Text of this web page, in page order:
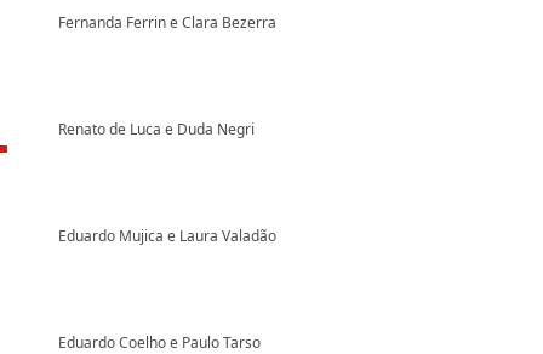
Fernanda Ferrin e Clara Bezerra
Renato de Luca e Duda Negri
Eduardo Mujica e Laura Valadão
Eduardo Coelho e Paulo Tarso